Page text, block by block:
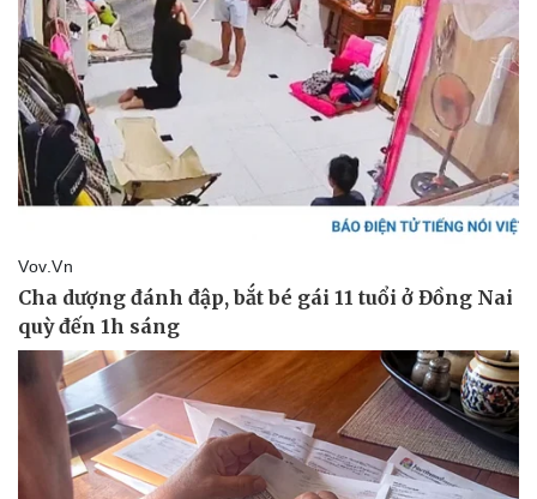
Pháp luật
Vụ án
Tin nóng
Tư vấn luật
Vũ khí